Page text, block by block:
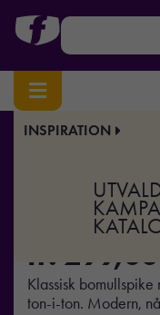
INSPIRATION
Hem/Profilkläder/Piké
fr. 299,00
Klassisk
ton-i-ton. Modern,